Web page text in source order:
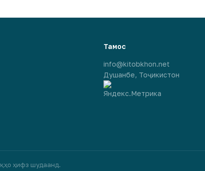
Тамос
info@kitobkhon.net
Душанбе, Тоҷикистон
ҳифз шудаанд.